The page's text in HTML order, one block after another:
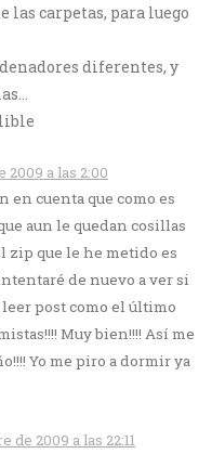
las carpetas, para luego
diferentes, y
2009 a las 2:00
en cuenta que como es
aun le quedan cosillas
zip que le he metido es
de nuevo a ver si
leer post como el último
Muy bien!!!! Así me
Yo me piro a dormir ya
de 2009 a las 22:11